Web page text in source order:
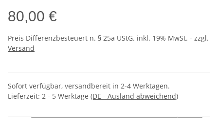
80,00 €
Preis Differenzbesteuert n. § 25a UStG. inkl. 19% MwSt. - zzgl.
Versand
Sofort verfügbar, versandbereit in 2-4 Werktagen.
Lieferzeit: 2 - 5 Werktage (DE - Ausland abweichend)